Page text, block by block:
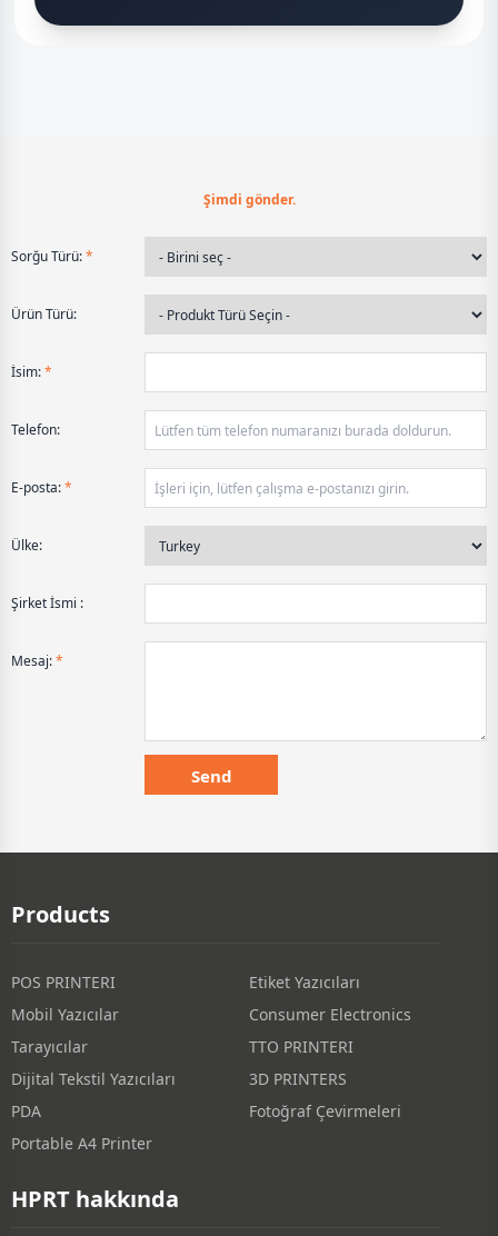
Şimdi gönder.
Sorğu Türü:*
Ürün Türü:
İsim:*
Telefon:
E-posta:*
Ülke:
Şirket İsmi :
Mesaj:*
Products
POS PRINTERI
Etiket Yazıcıları
Mobil Yazıcılar
Consumer Electronics
Tarayıcılar
TTO PRINTERI
Dijital Tekstil Yazıcıları
3D PRINTERS
PDA
Fotoğraf Çevirmeleri
Portable A4 Printer
HPRT hakkında